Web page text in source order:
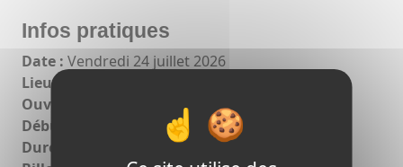
Infos pratiques
Date : Vendredi 24 juillet 2026
Lieu :
Ouverture des portes : 20h00
Début du spectacle : 20h30
Durée :
2h de spectacle